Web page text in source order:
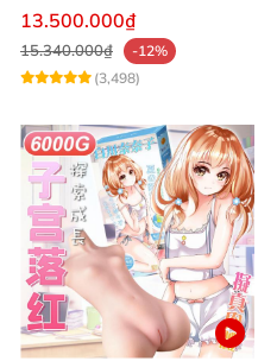
13.500.000₫
15.340.000₫
-12%
(3,498)